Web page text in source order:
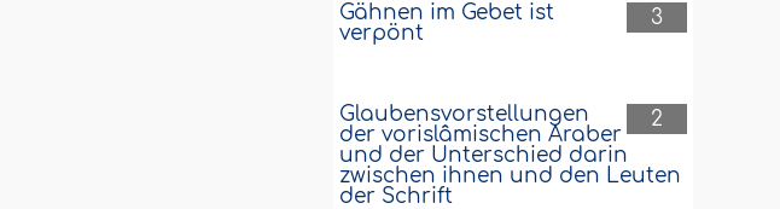
3
Gähnen im Gebet ist
verpönt
2
Glaubensvorstellungen
der vorislâmischen Araber
und der Unterschied darin
zwischen ihnen und den Leuten
der Schrift